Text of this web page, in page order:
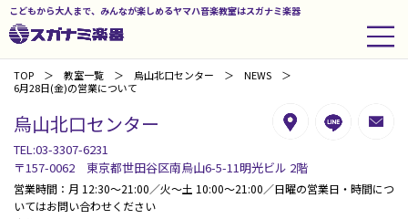
こどもから大人まで、みんなが楽しめるヤマハ音楽教室はスガナミ楽器
TOP 教室一覧 烏山北口センター
NEWS
6月28日(金)の営業について
烏山北口センター
TEL:03-3307-6231
〒157-0062 東京都世田谷区南烏山6-5-11明光ビル 2階
営業時間：月 12:30～21:00／火～土 10:00～21:00／日曜の営業日・時間につ
いてはお問い合わせください